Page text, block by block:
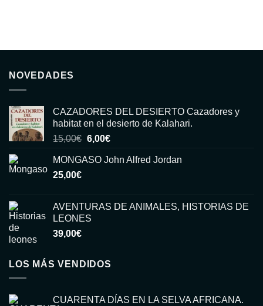
NOVEDADES
CAZADORES DEL DESIERTO Cazadores y
habitat en el desierto de Kalahari.
15,00€ El
original
6,00€El
actual
MONGASO John Alfred Jordan
25,00€
AVENTURAS DE ANIMALES, HISTORIAS DE
LEONES
39,00€
LOS MÁS VENDIDOS
CUARENTA DÍAS EN LA SELVA AFRICANA.